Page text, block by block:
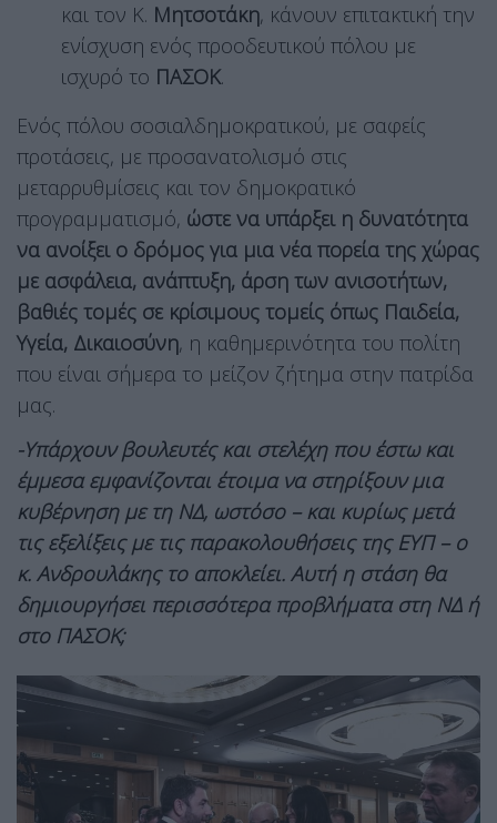
και τον Κ. Μητσοτάκη, κάνουν επιτακτική την
ενίσχυση ενός προοδευτικού πόλου με
ισχυρό το ΠΑΣΟΚ.
Ενός πόλου σοσιαλδημοκρατικού, με σαφείς
προτάσεις, με προσανατολισμό στις
μεταρρυθμίσεις και τον δημοκρατικό
προγραμματισμό, ώστε να υπάρξει η δυνατότητα
να ανοίξει ο δρόμος για μια νέα πορεία της χώρας
με ασφάλεια, ανάπτυξη, άρση των ανισοτήτων,
βαθιές τομές σε κρίσιμους τομείς όπως Παιδεία,
Υγεία, Δικαιοσύνη, η καθημερινότητα του πολίτη
που είναι σήμερα το μείζον ζήτημα στην πατρίδα
μας.
-Υπάρχουν βουλευτές και στελέχη που έστω και
έμμεσα εμφανίζονται έτοιμα να στηρίξουν μια
κυβέρνηση με τη ΝΔ, ωστόσο – και κυρίως μετά
τις εξελίξεις με τις παρακολουθήσεις της ΕΥΠ – ο
κ. Ανδρουλάκης το αποκλείει. Αυτή η στάση θα
δημιουργήσει περισσότερα προβλήματα στη ΝΔ ή
στο ΠΑΣΟΚ;